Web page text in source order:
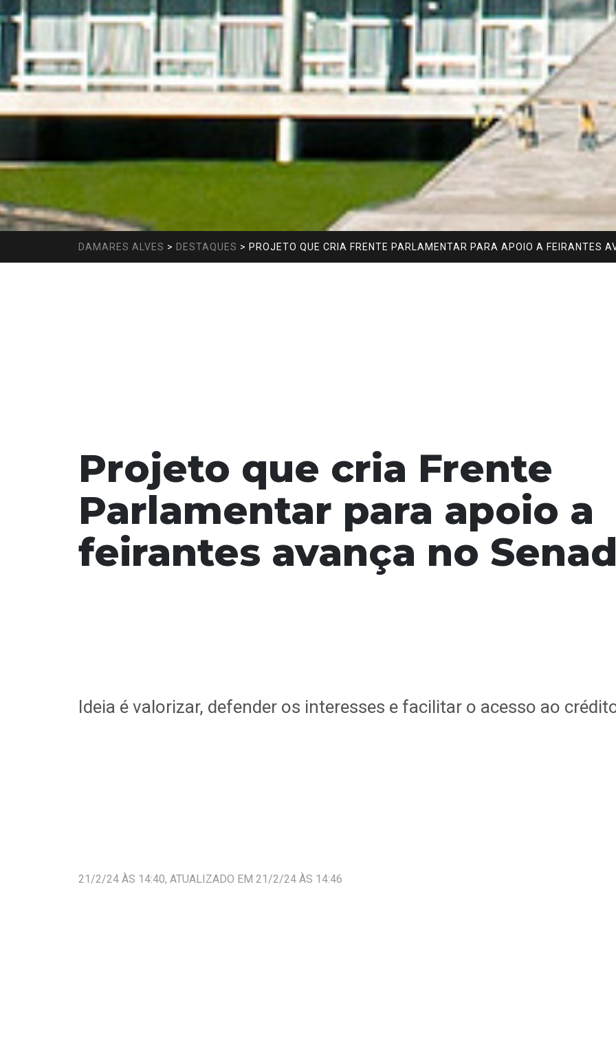
DAMARES ALVES > DESTAQUES > PROJETO QUE CRIA FRENTE PARLAMENTAR PARA APOIO A FEIRANTES
Projeto que cria Frente
Parlamentar para apoio a
feirantes avança no
Ideia é valorizar, defender os interesses e facilitar o acesso ao
21/2/24 ÀS 14:40, ATUALIZADO EM 21/2/24 ÀS 14:46